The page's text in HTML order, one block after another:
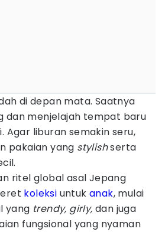
di depan mata. Saatnya
dan menjelajah tempat baru
Agar liburan semakin seru,
pakaian yang stylishserta
ritel global asal Jepang
koleksi untukanak, mulai
yang trendy, girly, dan juga
fungsional yang nyaman